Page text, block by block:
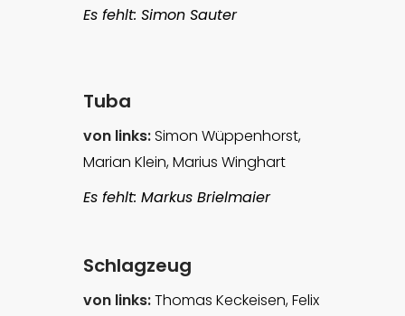
Es fehlt: Simon Sauter
Tuba
von links:Simon Wüppenhorst,
Marian Klein, Marius Winghart
Es fehlt: Markus Brielmaier
Schlagzeug
von links:Thomas Keckeisen, Felix